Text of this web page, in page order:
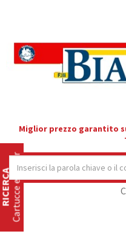
Miglior prezzo garantito
Cartucce e Toner